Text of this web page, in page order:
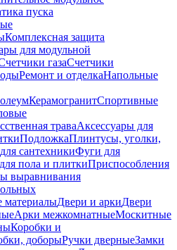
пуска
Комплексная защита
для модульной
газаСчетчики
Ремонт и отделкаНапольные
КерамогранитСпортивные
траваАксессуары для
ПодложкаПлинтусы, уголки,
сантехникиФуги для
пола и плиткиПриспособления
выравнивания
материалыДвери и аркиДвери
Арки межкомнатныеМоскитные
Коробки и
доборыРучки дверныеЗамки